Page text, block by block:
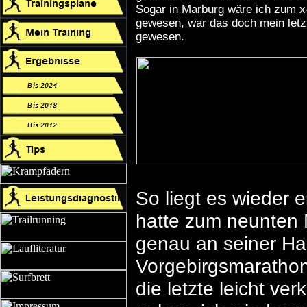
Sogar in Marburg wäre ich zum
gewesen, war das doch mein
gewesen.
So liegt es wieder
hatte zum neunten
genau an seiner
die letzte leicht